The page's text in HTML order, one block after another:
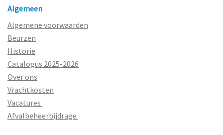
Algemeen
Algemene voorwaarden
Beurzen
Historie
Catalogus 2025-2026
Over ons
Vrachtkosten
Vacatures
Afvalbeheerbijdrage